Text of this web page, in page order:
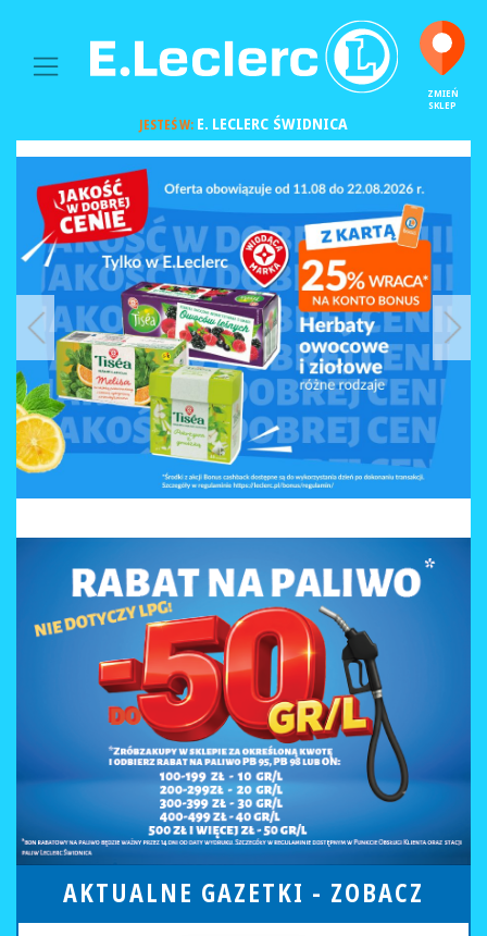
MAIN NAVIGATION
ZMIEŃ
SKLEP
JESTEŚ W: E. LECLERC ŚWIDNICA
AKTUALNE GAZETKI - ZOBACZ